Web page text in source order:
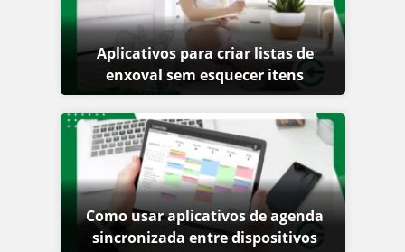
Aplicativos para criar listas de
enxoval sem esquecer itens
Como usar aplicativos de agenda
sincronizada entre dispositivos